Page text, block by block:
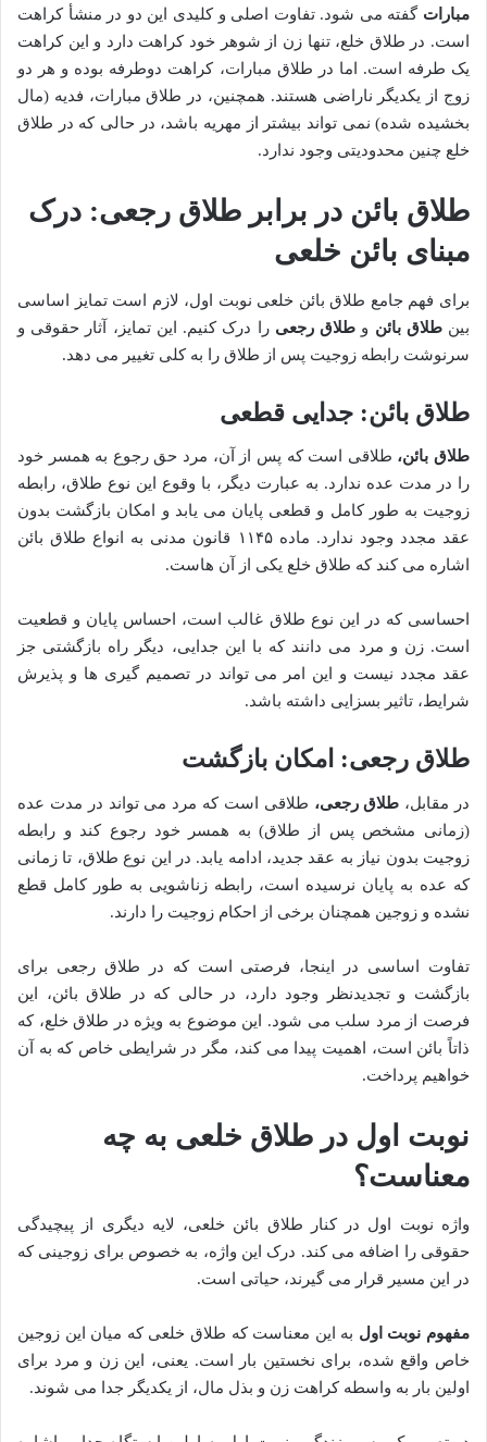
مبارات گفته می شود. تفاوت اصلی و کلیدی این دو در منشأ کراهت
است. در طلاق خلع، تنها زن از شوهر خود کراهت دارد و این کراهت
یک طرفه است. اما در طلاق مبارات، کراهت دوطرفه بوده و هر دو
زوج از یکدیگر ناراضی هستند. همچنین، در طلاق مبارات، فدیه (مال
بخشیده شده) نمی تواند بیشتر از مهریه باشد، در حالی که در طلاق
خلع چنین محدودیتی وجود ندارد.
طلاق بائن در برابر طلاق رجعی: درک
مبنای بائن خلعی
برای فهم جامع طلاق بائن خلعی نوبت اول، لازم است تمایز اساسی
بینطلاق بائن و طلاق رجعی را درک کنیم. این تمایز، آثار حقوقی و
سرنوشت رابطه زوجیت پس از طلاق را به کلی تغییر می دهد.
طلاق بائن: جدایی قطعی
طلاق بائن، طلاقی است که پس از آن، مرد حق رجوع به همسر خود
را در مدت عده ندارد. به عبارت دیگر، با وقوع این نوع طلاق، رابطه
زوجیت به طور کامل و قطعی پایان می یابد و امکان بازگشت بدون
عقد مجدد وجود ندارد. ماده ۱۱۴۵ قانون مدنی به انواع طلاق بائن
اشاره می کند که طلاق خلع یکی از آن هاست.
احساسی که در این نوع طلاق غالب است، احساس پایان و قطعیت
است. زن و مرد می دانند که با این جدایی، دیگر راه بازگشتی جز
عقد مجدد نیست و این امر می تواند در تصمیم گیری ها و پذیرش
شرایط، تاثیر بسزایی داشته باشد.
طلاق رجعی: امکان بازگشت
در مقابل، طلاق رجعی، طلاقی است که مرد می تواند در مدت عده
(زمانی مشخص پس از طلاق) به همسر خود رجوع کند و رابطه
زوجیت بدون نیاز به عقد جدید، ادامه یابد. در این نوع طلاق، تا زمانی
که عده به پایان نرسیده است، رابطه زناشویی به طور کامل قطع
نشده و زوجین همچنان برخی از احکام زوجیت را دارند.
تفاوت اساسی در اینجا، فرصتی است که در طلاق رجعی برای
بازگشت و تجدیدنظر وجود دارد، در حالی که در طلاق بائن، این
فرصت از مرد سلب می شود. این موضوع به ویژه در طلاق خلع، که
ذاتاً بائن است، اهمیت پیدا می کند، مگر در شرایطی خاص که به آن
خواهیم پرداخت.
نوبت اول در طلاق خلعی به چه
معناست؟
واژه نوبت اول در کنار طلاق بائن خلعی، لایه دیگری از پیچیدگی
حقوقی را اضافه می کند. درک این واژه، به خصوص برای زوجینی که
در این مسیر قرار می گیرند، حیاتی است.
مفهوم نوبت اول به این معناست که طلاق خلعی که میان این زوجین
خاص واقع شده، برای نخستین بار است. یعنی، این زن و مرد برای
اولین بار به واسطه کراهت زن و بذل مال، از یکدیگر جدا می شوند.